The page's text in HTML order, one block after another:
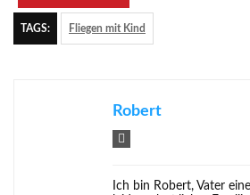
TAGS: Fliegen mit Kind
Robert
Ich bin Robert, Vater